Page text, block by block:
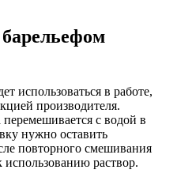
использоваться в работе,
производителя.
с водой в
нужно оставить
повторного смешивания
использованию раствор.